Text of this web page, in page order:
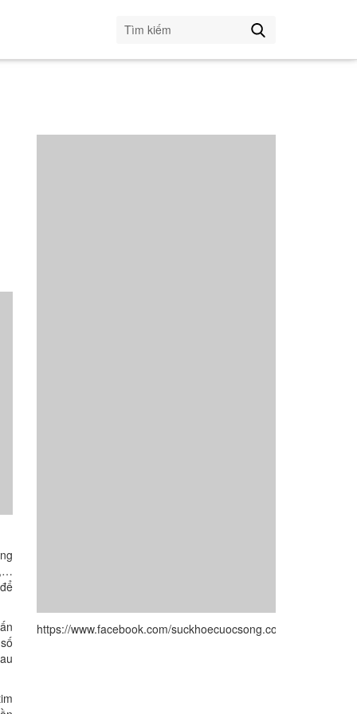
https://www.facebook.com/suckhoecuocsong.com.vn/